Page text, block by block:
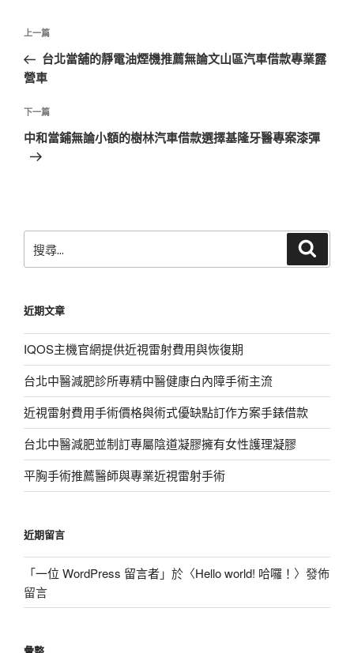
文
導
覽
上
一
篇
章
上一篇
台北當舖的靜電油煙機推薦無論文山區汽車借款專業露
營車
下
一
篇
下一篇
中和當鋪無論小額的樹林汽車借款選擇基隆牙醫專案漆彈
尋
字:
近期文章
IQOS主機官網提供近視雷射費用與恢復期
台北中醫減肥診所專精中醫健康白內障手術主流
近視雷射費用手術價格與術式優缺點訂作方案手錶借款
台北中醫減肥並制訂專屬陰道凝膠擁有女性護理凝膠
平胸手術推薦醫師與專業近視雷射手術
近期留言
「一位 WordPress 留言者」於〈Hello world! 哈囉！ 〉發佈
留言